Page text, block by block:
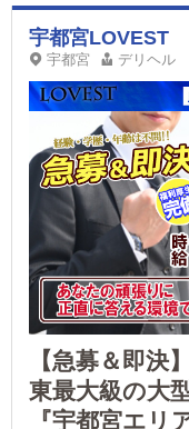
宇都宮LOVEST
宇都宮 デリヘル
【急募＆即決
東最大級の大
『宇都宮エリ